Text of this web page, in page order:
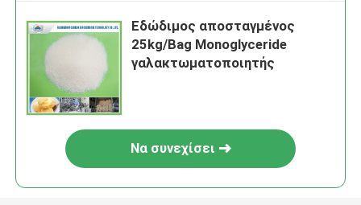
Εδώδιμος αποσταγμένος
25kg/Bag Monoglyceride
γαλακτωματοποιητής
Να συνεχίσει